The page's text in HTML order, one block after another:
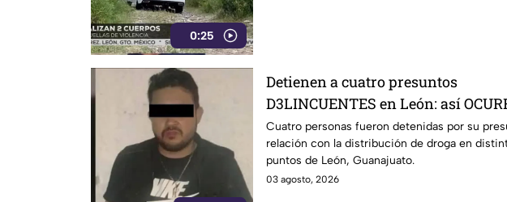
0:25
Detienen a cuatro presuntos
D3LINCUENTES en León: así
Cuatro personas fueron detenidas por su
relación con la distribución de droga en
puntos de León, Guanajuato.
03 agosto, 2026